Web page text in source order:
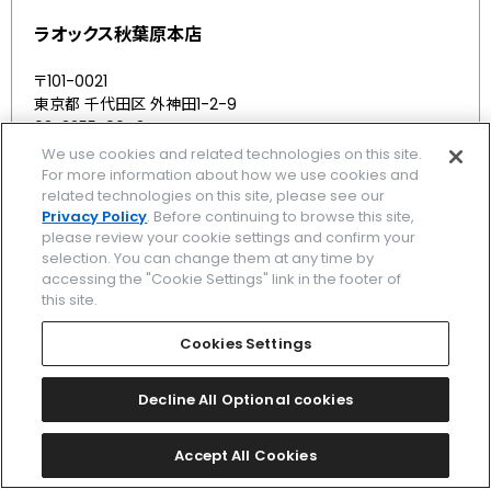
ラオックス秋葉原本店
〒101-0021
東京都 千代田区 外神田1-2-9
03-3255-9043
MAPを表示する
取扱ブランド
エクシード/アテッサ/ プロマスター/シリーズエイト/
クロスシー
最初 前
1 2 3 4 5
We use cookies and related technologies on this site.
For more information about how we use cookies and
related technologies on this site, please see our
Privacy Policy. Before continuing to browse this site,
please review your cookie settings and confirm your
selection. You can change them at any time by
accessing the "Cookie Settings" link in the footer of
this site.
Cookies Settings
Decline All Optional cookies
Accept All Cookies